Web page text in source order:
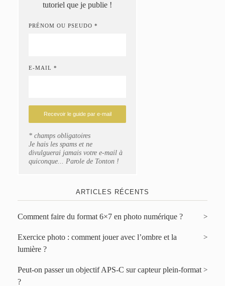
tutoriel que je publie !
PRÉNOM OU PSEUDO *
E-MAIL *
* champs obligatoires
Je hais les spams et ne
divulguerai jamais votre e-mail à
quiconque... Parole de Tonton !
ARTICLES RÉCENTS
Comment faire du format 6×7 en photo numérique ?
Exercice photo : comment jouer avec l’ombre et la
lumière ?
Peut-on passer un objectif APS-C sur capteur plein-format
?